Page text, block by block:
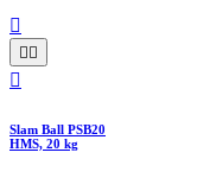

 

Slam Ball PSB20
HMS, 20 kg